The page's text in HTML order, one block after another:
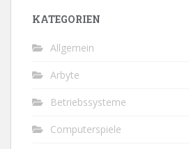
KATEGORIEN
Allgemein
Arbyte
Betriebssysteme
Computerspiele